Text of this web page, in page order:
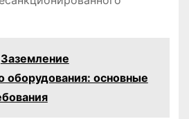
Заземление
оборудования: основные